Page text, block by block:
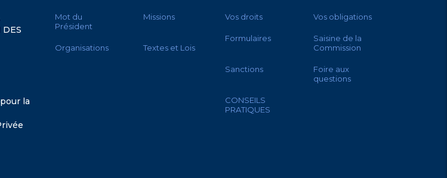
DES
la
Mot du
Président
Missions
Organisations Textes et Lois
Vos droits Vos obligations
Formulaires
Saisine de la
Commission
Sanctions
Foire aux
questions
CONSEILS
PRATIQUES